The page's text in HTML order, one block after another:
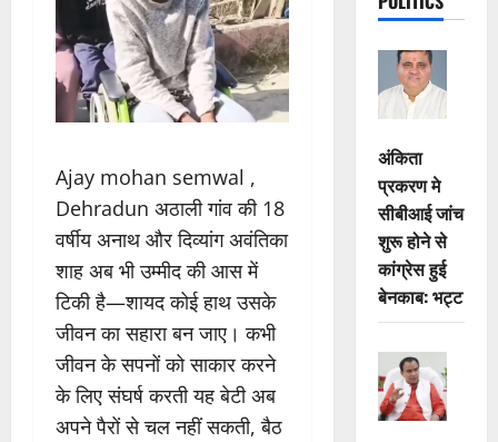
Ajay mohan semwal ,
Dehradun अठाली गांव की 18
वर्षीय अनाथ और दिव्यांग अवंतिका
शाह अब भी उम्मीद की आस में
टिकी है—शायद कोई हाथ उसके
जीवन का सहारा बन जाए। कभी
जीवन के सपनों को साकार करने
के लिए संघर्ष करती यह बेटी अब
अपने पैरों से चल नहीं सकती, बैठ
अंकिता
प्रकरण मे
सीबीआई जांच
शुरू होने से
कांग्रेस हुई
बेनकाब: भट्ट